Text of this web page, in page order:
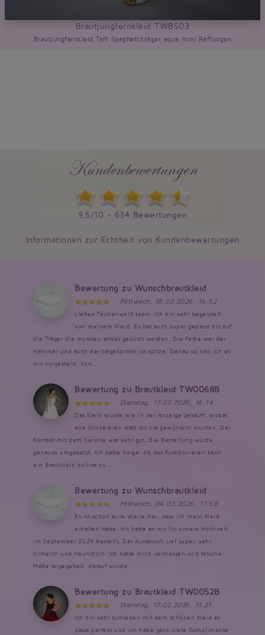
Brautjungfernkleid TWBS03
Brautjungfernkleid Taft Spaghettiträger aqua mini Raffungen
Kundenbewertungen
9,5/10 - 634 Bewertungen
Informationen zur Echtheit von Kundenbewertungen
Bewertung zu Wunschbrautkleid
Mittwoch, 18.03.2026, 16:52
Liebes Taubenweiß team, Ich bin sehr begeistert
von meinem Kleid. Es hat auch super gepasst bis auf
die Träger die mussten etwas gekürzt werden. Die Farbe war der
Hammer und auch der tragekomfor ist spitze. Genau so hab ich es
mir vorgestellt. Von...
Bewertung zu Brautkleid TW0068B
Dienstag, 17.03.2026, 16:14
Das Kleid wurde wie in der Anzeige gekauft, wobei
alle Stickereien statt rot lila gewünscht wurden. Der
Kontakt mit dem Service war sehr gut. Die Bestellung wurde
genauso umgesetzt. Ich hatte Sorge, ob das funktionieren kann,
ein Brautkleid online zu...
Bewertung zu Wunschbrautkleid
Mittwoch, 04.03.2026, 17:58
Es ist schon eine Weile her, dass ich mein Kleid
erhalten habe. Ich hatte es mir für unsere Hochzeit
im September 2024 bestellt. Der Austausch lief super, sehr
hilfreich und freundlich. Ich hatte mich vermessen und falsche
Maße angegeben, darauf wurde...
Bewertung zu Brautkleid TW0052B
Dienstag, 17.02.2026, 11:21
Ich bin sehr zufrieden mit dem schönen Kleid es
passt perfekt und ich habe ganz viele Komplimente